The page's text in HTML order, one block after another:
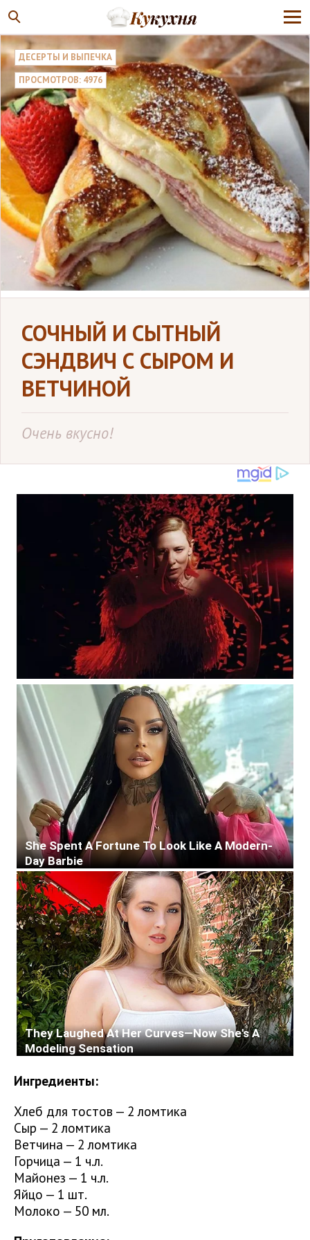
ДЕСЕРТЫ И ВЫПЕЧКА
ПРОСМОТРОВ: 4976
СОЧНЫЙ И СЫТНЫЙ
СЭНДВИЧ С СЫРОМ И
ВЕТЧИНОЙ
Очень вкусно!
Ингредиенты:
Хлеб для тостов — 2 ломтика
Сыр — 2 ломтика
Ветчина — 2 ломтика
Горчица — 1 ч.л.
Майонез — 1 ч.л.
Яйцо — 1 шт.
Молоко — 50 мл.